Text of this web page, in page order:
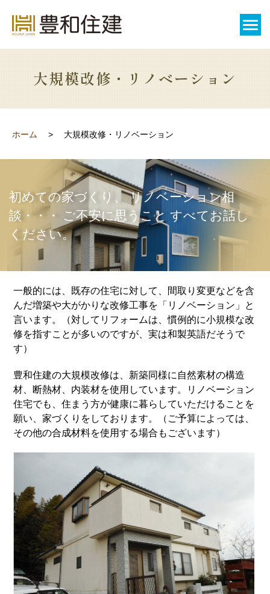
大規模改修・リノベーション
ホーム 大規模改修・リノベーション
初めての家づくり、 リノベーション相
談・・・ ご不安に思うこと すべてお話し
ください。
一般的には、既存の住宅に対して、間取り変更などを含
んだ増築や大がかりな改修工事を「リノベーション」と
言います。（対してリフォームは、慣例的に小規模な改
修を指すことが多いのですが、実は和製英語だそうで
す）
豊和住建の大規模改修は、新築同様に自然素材の構造
材、断熱材、内装材を使用しています。リノベーション
住宅でも、住まう方が健康に暮らしていただけることを
願い、家づくりをしております。（ご予算によっては、
その他の合成材料を使用する場合もございます）